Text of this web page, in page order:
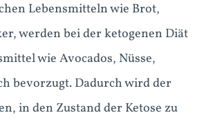
Lebensmitteln wie Brot,
werden bei der ketogenen Diät
wie Avocados, Nüsse,
bevorzugt. Dadurch wird der
in den Zustand der Ketose zu